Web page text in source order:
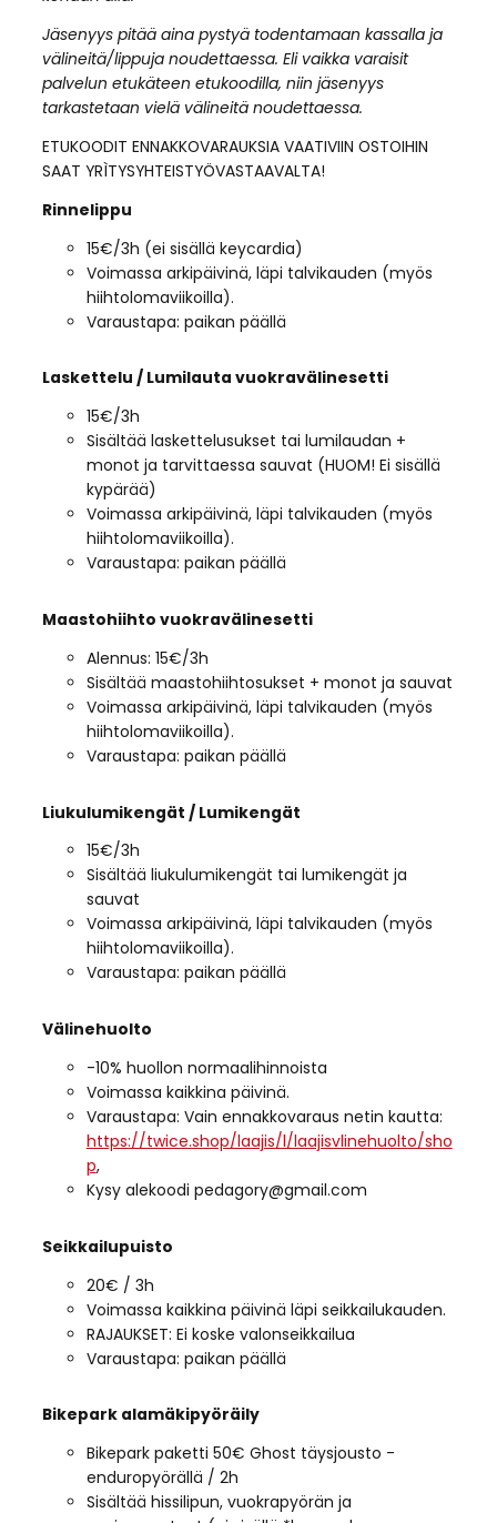
Jäsenyys pitää aina pystyä todentamaan kassalla ja
välineitä/lippuja noudettaessa. Eli vaikka varaisit
palvelun etukäteen etukoodilla, niin jäsenyys
tarkastetaan vielä välineitä noudettaessa.
ETUKOODIT ENNAKKOVARAUKSIA VAATIVIIN OSTOIHIN
SAAT YRÌTYSYHTEISTYÖVASTAAVALTA!
Rinnelippu
15€/3h (ei sisällä keycardia)
Voimassa arkipäivinä, läpi talvikauden (myös
hiihtolomaviikoilla).
Varaustapa: paikan päällä
Laskettelu / Lumilauta vuokravälinesetti
15€/3h
Sisältää laskettelusukset tai lumilaudan +
monot ja tarvittaessa sauvat (HUOM! Ei sisällä
kypärää)
Voimassa arkipäivinä, läpi talvikauden (myös
hiihtolomaviikoilla).
Varaustapa: paikan päällä
Maastohiihto vuokravälinesetti
Alennus: 15€/3h
Sisältää maastohiihtosukset + monot ja sauvat
Voimassa arkipäivinä, läpi talvikauden (myös
hiihtolomaviikoilla).
Varaustapa: paikan päällä
Liukulumikengät / Lumikengät
15€/3h
Sisältää liukulumikengät tai lumikengät ja
sauvat
Voimassa arkipäivinä, läpi talvikauden (myös
hiihtolomaviikoilla).
Varaustapa: paikan päällä
Välinehuolto
-10% huollon normaalihinnoista
Voimassa kaikkina päivinä.
Varaustapa: Vain ennakkovaraus netin kautta:
https://twice.shop/laajis/l/laajisvlinehuolto/sho
p,
Kysy alekoodi pedagory@gmail.com
Seikkailupuisto
20€ / 3h
Voimassa kaikkina päivinä läpi seikkailukauden.
RAJAUKSET: Ei koske valonseikkailua
Varaustapa: paikan päällä
Bikepark alamäkipyöräily
Bikepark paketti 50€ Ghost täysjousto -
enduropyörällä / 2h
Sisältää hissilipun, vuokrapyörän ja